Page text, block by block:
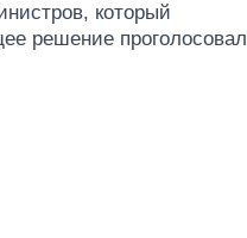
который
решение проголосовал